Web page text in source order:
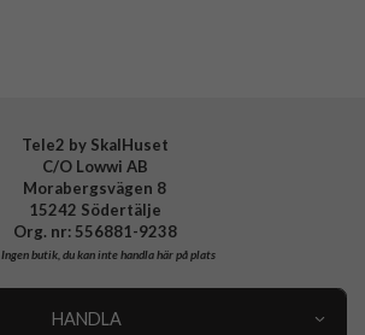
Tele2 by SkalHuset
C/O Lowwi AB
Morabergsvägen 8
15242 Södertälje
Org. nr: 556881-9238
Ingen butik, du kan inte handla här på plats
HANDLA